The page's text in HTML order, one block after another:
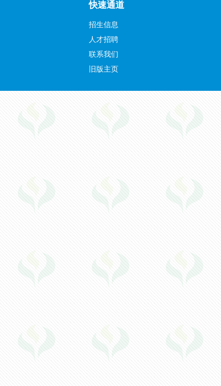
快速通道
招生信息
人才招聘
联系我们
旧版主页